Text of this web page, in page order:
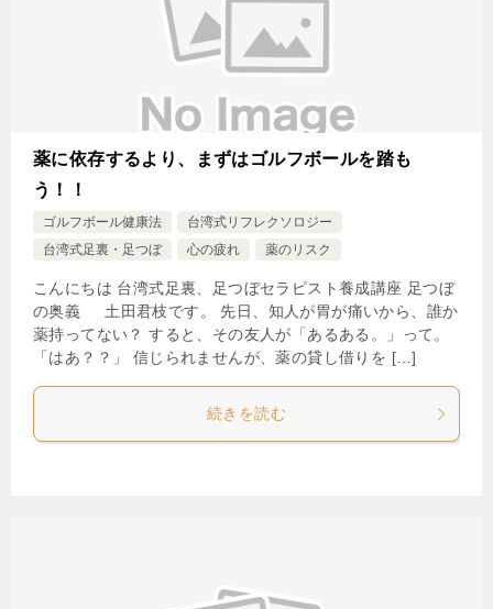
薬に依存するより、まずはゴルフボールを踏も
う！！
ゴルフボール健康法
台湾式リフレクソロジー
台湾式足裏・足つぼ
心の疲れ 薬のリスク
こんにちは 台湾式足裏、足つぼセラピスト養成講座 足つぼ
の奥義 土田君枝です。 先日、知人が胃が痛いから、誰か
薬持ってない？ すると、その友人が「あるある。」って。
「はあ？？」 信じられませんが、薬の貸し借りを […]
続きを読む